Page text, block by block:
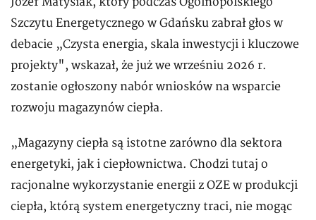
Szczytu Energetycznego w Gdańsku zabrał głos w
debacie „Czysta energia, skala inwestycji i kluczowe
projekty", wskazał, że już we wrześniu 2026 r.
zostanie ogłoszony nabór wniosków na wsparcie
rozwoju magazynów ciepła.
„Magazyny ciepła są istotne zarówno dla sektora
energetyki, jak i ciepłownictwa. Chodzi tutaj o
racjonalne wykorzystanie energii z OZE w produkcji
ciepła, którą system energetyczny traci, nie mogąc